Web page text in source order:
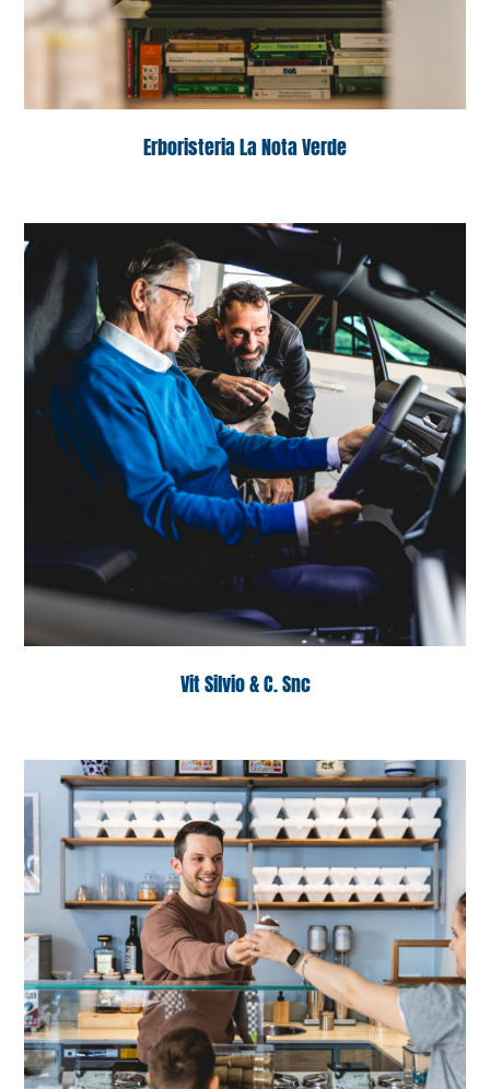
Erboristeria La Nota Verde
Vit Silvio & C. Snc